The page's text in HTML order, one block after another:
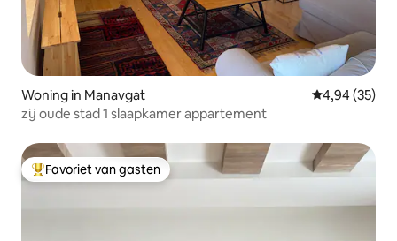
Woning in Manavgat Gemiddelde
4,94 (35)
zij oude stad 1 slaapkamer appartement
Topfavoriet van gasten
Favoriet van gasten